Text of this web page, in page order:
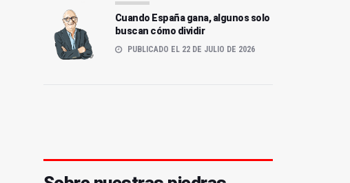
Cuando España gana, algunos solo
buscan cómo dividir
PUBLICADO EL 22 DE JULIO DE 2026